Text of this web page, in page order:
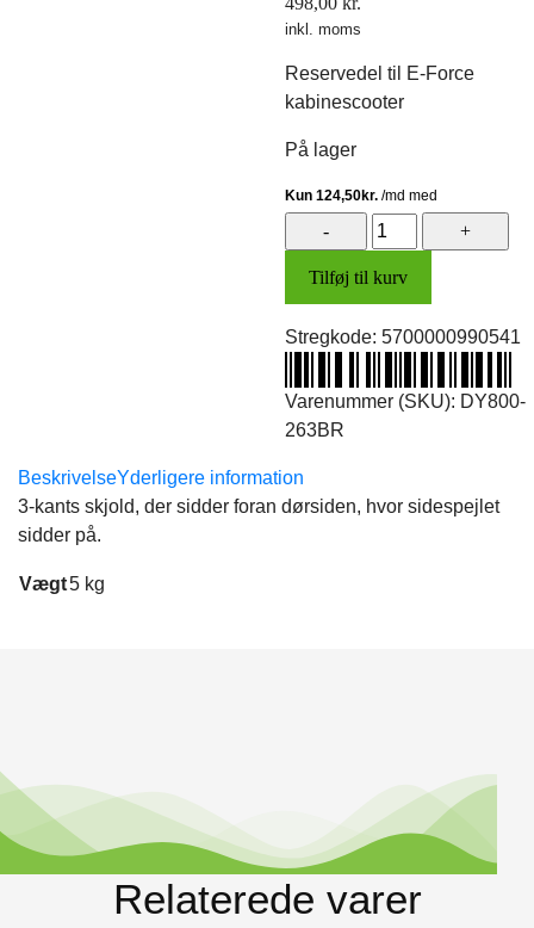
inkl. moms
Reservedel til E-Force
kabinescooter
På lager
Skjold
v/dør
(venstre)
(metal
brun)
Tilføj til kurv
Stregkode: 5700000990541
Varenummer (SKU): DY800-
263BR
BeskrivelseYderligere information
3-kants skjold, der sidder foran dørsiden, hvor sidespejlet
sidder på.
Vægt5 kg
Relaterede varer